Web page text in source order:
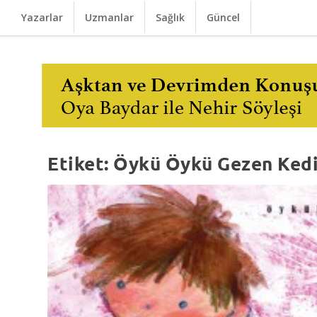
Yazarlar Uzmanlar Sağlık Güncel
Etiket: Öykü Öykü Gezen